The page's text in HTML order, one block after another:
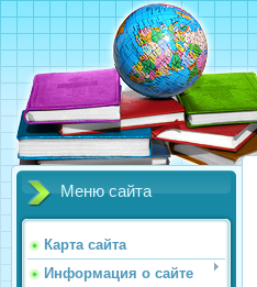
Меню сайта
Карта сайта
Информация о сайте